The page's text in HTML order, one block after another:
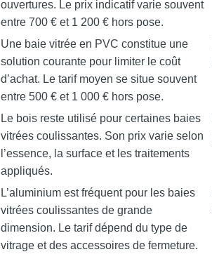
ouvertures. Le prix indicatif varie souvent
entre 700 € et 1 200 € hors pose.
Une baie vitrée en PVC constitue une
solution courante pour limiter le coût
d’achat. Le tarif moyen se situe souvent
entre 500 € et 1 000 € hors pose.
Le bois reste utilisé pour certaines baies
vitrées coulissantes. Son prix varie selon
l’essence, la surface et les traitements
appliqués.
L’aluminium est fréquent pour les baies
vitrées coulissantes de grande
dimension. Le tarif dépend du type de
vitrage et des accessoires de fermeture.